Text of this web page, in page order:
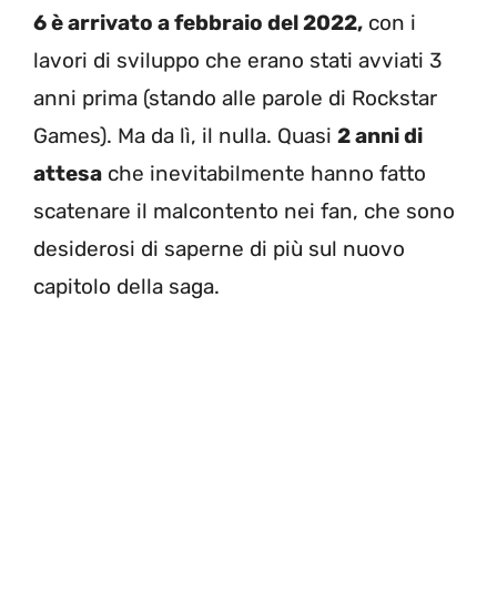
6 è arrivato a febbraio del 2022, con i
lavori di sviluppo che erano stati avviati 3
anni prima (stando alle parole di Rockstar
Games). Ma da lì, il nulla. Quasi 2 anni di
attesa che inevitabilmente hanno fatto
scatenare il malcontento nei fan, che sono
desiderosi di saperne di più sul nuovo
capitolo della saga.